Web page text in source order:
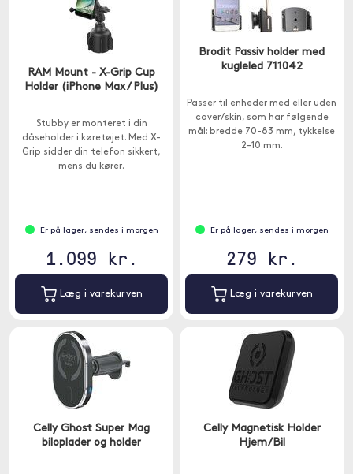
RAM Mount - X-Grip Cup
Holder (iPhone Max / Plus)
Stubby er monteret i din
dåseholder i køretøjet. Med X-
Grip sidder din telefon sikkert,
mens du kører.
Er på lager, sendes i morgen
1.099 kr.
Læg i varekurven
Brodit Passiv holder med
kugleled 711042
Passer til enheder med eller uden
cover/skin, som har følgende
mål: bredde 70-83 mm, tykkelse
2-10 mm.
Er på lager, sendes i morgen
279 kr.
Læg i varekurven
Celly Ghost Super Mag
biloplader og holder
Celly Magnetisk Holder
Hjem/Bil